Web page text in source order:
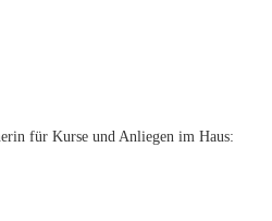
für Kurse und Anliegen im Haus: